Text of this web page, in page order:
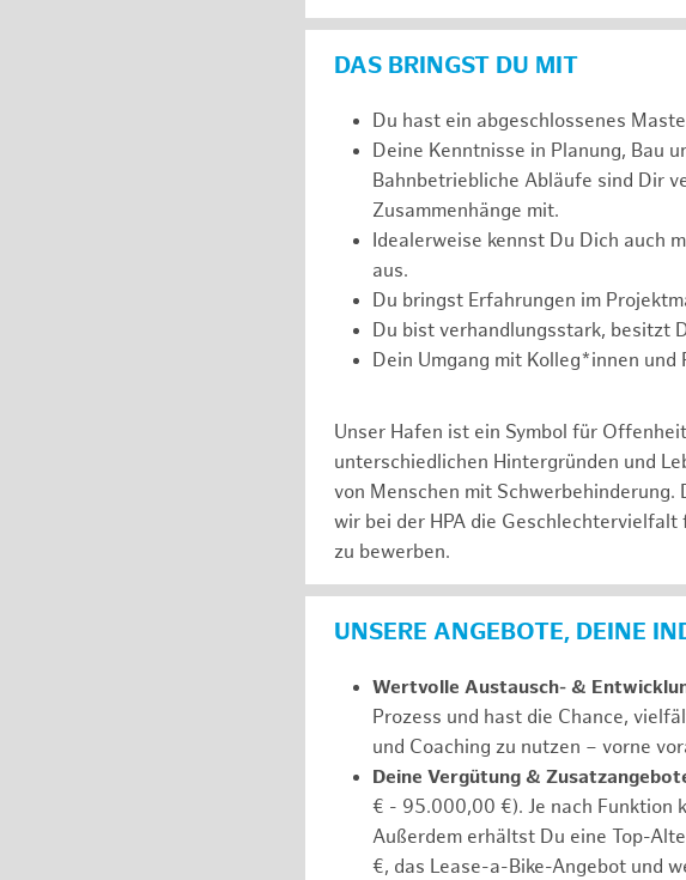
DAS BRINGST DU MIT
Du hast ein abgeschlossenes
Deine Kenntnisse in Planung, Bau
Bahnbetriebliche Abläufe sind Dir
Zusammenhänge mit.
Idealerweise kennst Du Dich auch
aus.
Du bringst Erfahrungen im
Du bist verhandlungsstark, besitzt
Dein Umgang mit Kolleg*innen
Unser Hafen ist ein Symbol für
unterschiedlichen Hintergründen und
von Menschen mit
wir bei der HPA die
zu bewerben.
UNSERE ANGEBOTE, DEINE
Wertvolle Austausch- &
Prozess und hast die Chance,
und Coaching zu nutzen – vorne
Deine Vergütung &
€ - 95.000,00 €). Je nach Funktion
Außerdem erhältst Du eine Top-
€, das Lease-a-Bike-Angebot und